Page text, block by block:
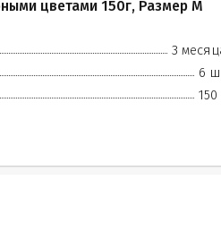
цветами 150г, Размер М
3
6
150